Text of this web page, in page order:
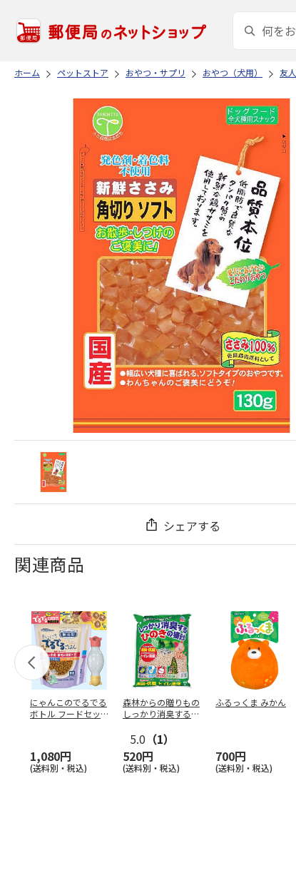
ホーム ペットストア おやつ・サプリ おやつ（犬用） 友人
シェアする
関連商品
にゃんこのでるでる
ボトル フードセッ
1,080円
(送料別・税込)
森林からの贈りもの
しっかり消臭するひ
5.0 （1）
520円
(送料別・税込)
ふるっくま みかん
700円
(送料別・税込)